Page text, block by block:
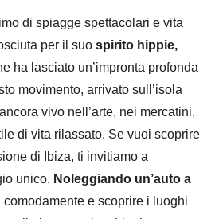
di spiagge spettacolari e vita
per il suo spirito hippie,
ha lasciato un’impronta profonda
movimento, arrivato sull’isola
vivo nell’arte, nei mercatini,
di vita rilassato. Se vuoi scoprire
di Ibiza, ti invitiamo a
unico. Noleggiando un’auto a
comodamente e scoprire i luoghi